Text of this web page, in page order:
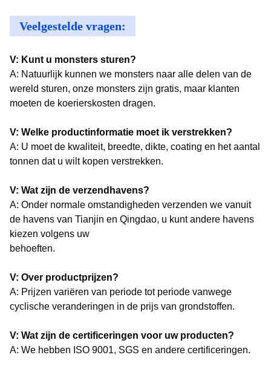
Veelgestelde vragen:
V: Kunt u monsters sturen?
A: Natuurlijk kunnen we monsters naar alle delen van de
wereld sturen, onze monsters zijn gratis, maar klanten
moeten de koerierskosten dragen.
V: Welke productinformatie moet ik verstrekken?
A: U moet de kwaliteit, breedte, dikte, coating en het aantal
tonnen dat u wilt kopen verstrekken.
V: Wat zijn de verzendhavens?
A: Onder normale omstandigheden verzenden we vanuit
de havens van Tianjin en Qingdao, u kunt andere havens
kiezen volgens uw
behoeften.
V: Over productprijzen?
A: Prijzen variëren van periode tot periode vanwege
cyclische veranderingen in de prijs van grondstoffen.
V: Wat zijn de certificeringen voor uw producten?
A: We hebben ISO 9001, SGS en andere certificeringen.